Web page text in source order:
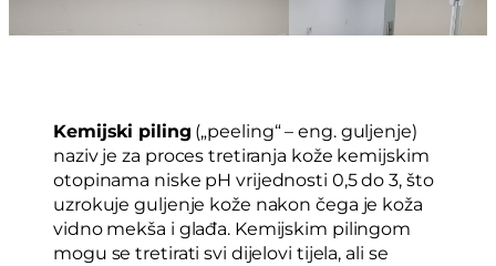
Kemijski piling („peeling“ – eng. guljenje)
naziv je za proces tretiranja kože kemijskim
otopinama niske pH vrijednosti 0,5 do 3, što
uzrokuje guljenje kože nakon čega je koža
vidno mekša i glađa. Kemijskim pilingom
mogu se tretirati svi dijelovi tijela, ali se